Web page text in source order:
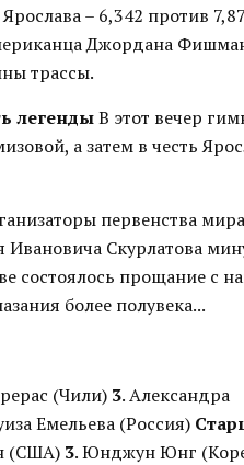
– 6,342 против
Джордана
трассы.
легендыВ этот вечер
а затем в честь
первенства мира
Скурлатова
состоялось прощание с
более полувека...
(Чили) 3. Александра
Емельева (Россия)
(США) 3. Юнджун Юнг